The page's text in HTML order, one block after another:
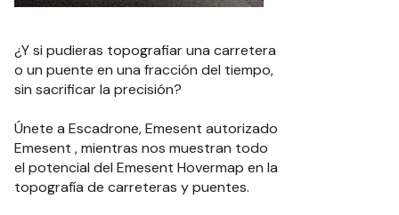
¿Y si pudieras topografiar una carretera
o un puente en una fracción del tiempo,
sin sacrificar la precisión?
Únete a Escadrone, Emesent autorizado
Emesent , mientras nos muestran todo
el potencial del Emesent Hovermap en la
topografía de carreteras y puentes.